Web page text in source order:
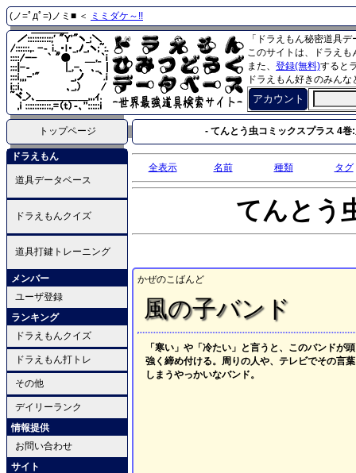
(ノ=ﾟдﾟ=)ノミ■ ＜ ミミダケ～!!
「ドラえもん秘密道具
このサイトは、ドラえ
また、 登録(無料)すると
ドラえもん好きのみん
アカウント
トップページ - てんとう虫コミックスプラス 4巻
ドラえもん
道具データベース
ドラえもんクイズ
道具打鍵トレーニング
メンバー
ユーザ登録
ランキング
ドラえもんクイズ
ドラえもん打トレ
その他
デイリーランク
情報提供
お問い合わせ
サイト
全表示 名前 種類 タグ
てんとう
かぜのこばんど
風の子バンド
「寒い」や「冷たい」と言うと、このバンドが
強く締め付ける。周りの人や、テレビでその言
しまうやっかいなバンド。